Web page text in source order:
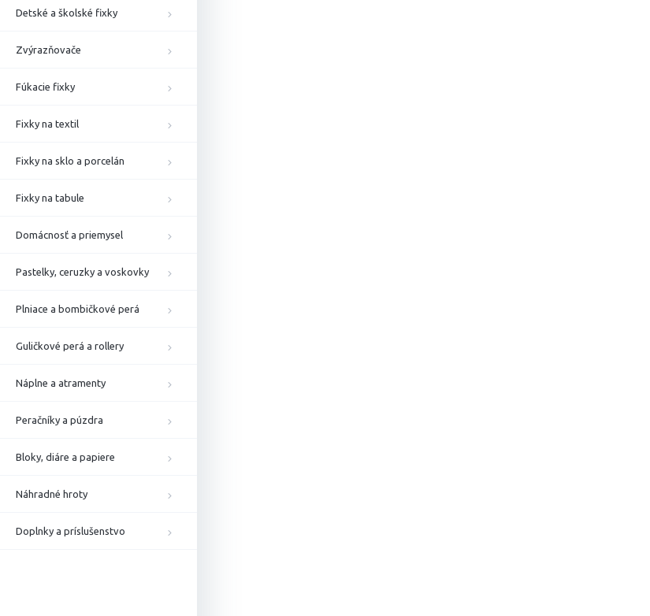
Detské a školské fixky
Zvýrazňovače
Fúkacie fixky
Fixky na textil
Fixky na sklo a porcelán
Fixky na tabule
Domácnosť a priemysel
Pastelky, ceruzky a voskovky
Plniace a bombičkové perá
Guličkové perá a rollery
Náplne a atramenty
Peračníky a púzdra
Bloky, diáre a papiere
Náhradné hroty
Doplnky a príslušenstvo